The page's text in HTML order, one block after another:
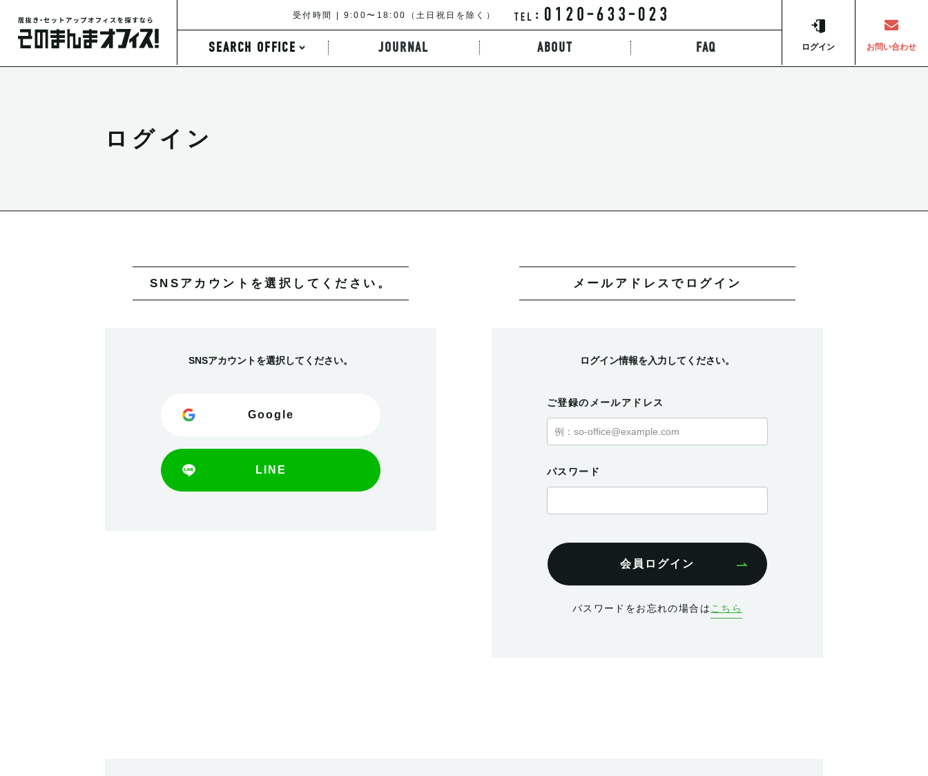
受付時間 | 9:00〜18:00（土日祝日を除く）
SEARCH OFFICE JOURNAL ABOUT FAQ ログイン お問い合わせ
条件から探す 路線・駅から探す キーワードから探す
ログイン
SNSアカウントを選択してください。
SNSアカウントを選択してください。
Google
LINE
メールアドレスでログイン
ログイン情報を入力してください。
ご登録のメールアドレス
パスワード
会員ログイン
パスワードをお忘れの場合は こちら